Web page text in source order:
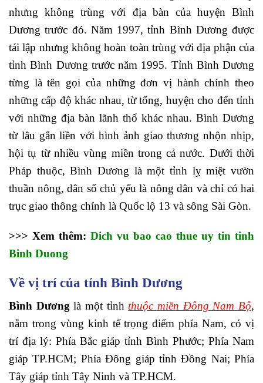
nhưng không trùng với địa bàn của huyện Bình
Dương trước đó. Năm 1997, tỉnh Bình Dương được
tái lập nhưng không hoàn toàn trùng với địa phận của
tỉnh Bình Dương trước năm 1995. Tỉnh Bình Dương
từng là tên gọi của những đơn vị hành chính theo
những cấp độ khác nhau, từ tổng, huyện cho đến tỉnh
với những địa bàn lãnh thổ khác nhau. Bình Dương
từ lâu gắn liền với hình ảnh giao thương nhộn nhịp,
hội tụ từ nhiều vùng miền trong cả nước. Dưới thời
Pháp thuộc, Bình Dương là một tỉnh lỵ miệt vườn
thuần nông, dân số chủ yếu là nông dân và chỉ có hai
trục giao thông chính là Quốc lộ 13 và sông Sài Gòn.
>>> Xem thêm: Dich vu bao cao thue uy tin tinh
Binh Duong
Về vị trí của tỉnh Bình Dương
Bình Dương là một tỉnh thuộc miền Đông Nam Bộ,
nằm trong vùng kinh tế trọng điểm phía Nam, có vị
trí địa lý: Phía Bắc giáp tỉnh Bình Phước; Phía Nam
giáp TP.HCM; Phía Đông giáp tỉnh Đồng Nai; Phía
Tây giáp tỉnh Tây Ninh và TP.HCM.